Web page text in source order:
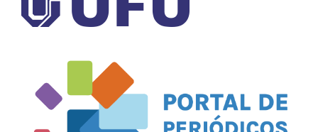
10.1590/2176-4573p66838
Dhione Oliveira Santana, Everton Marques de Andrade,
Raquel Marques Carriço Ferreira
Iconoclasia de noticias falsas sobre la vacunación contra
el Covid-19 a través de memes digitales. Revista de
Comunicación y Salud, 14, 20.